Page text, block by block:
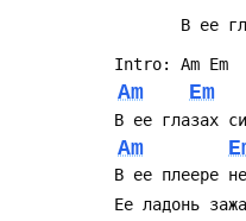
Intro: Am Em
Am Em
В ее глазах
Am
В ее плееpе
Ее ладонь